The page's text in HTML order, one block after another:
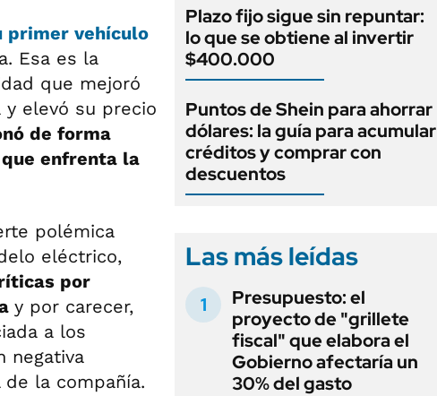
primer vehículo
Esa es la
que mejoró
elevó su precio
de forma
enfrenta la
polémica
eléctrico,
por
y por carecer,
a los
negativa
la compañía.
Plazo fijo sigue sin repuntar:
lo que se obtiene al invertir
$400.000
Puntos de Shein para ahorrar
dólares: la guía para acumular
créditos y comprar con
descuentos
Las más leídas
Presupuesto: el
proyecto de "grillete
fiscal" que elabora el
Gobierno afectaría un
30% del gasto